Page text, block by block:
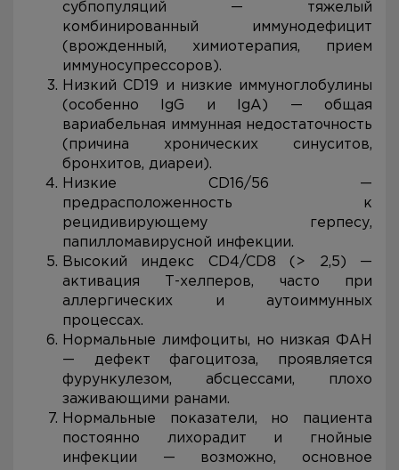
субпопуляций — тяжелый
комбинированный иммунодефицит
(врожденный, химиотерапия, прием
иммуносупрессоров).
Низкий CD19 и низкие иммуноглобулины
(особенно IgG и IgA) — общая
вариабельная иммунная недостаточность
(причина хронических синуситов,
бронхитов, диареи).
Низкие CD16/56 —
предрасположенность к
рецидивирующему герпесу,
папилломавирусной инфекции.
Высокий индекс CD4/CD8 (> 2,5) —
активация Т-хелперов, часто при
аллергических и аутоиммунных
процессах.
Нормальные лимфоциты, но низкая ФАН
— дефект фагоцитоза, проявляется
фурункулезом, абсцессами, плохо
заживающими ранами.
Нормальные показатели, но пациента
постоянно лихорадит и гнойные
инфекции — возможно, основное